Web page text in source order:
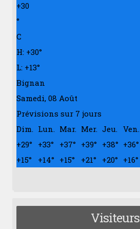
+30
°
C
H: +30°
L: +13°
Bignan
Samedi, 08 Août
Prévisions sur 7 jours
Dim. Lun. Mar. Mer. Jeu. Ven.
+29° +33° +37° +39° +38° +36°
+15° +14° +15° +21° +20° +16°
Visiteurs